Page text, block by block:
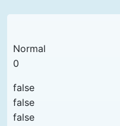
Normal
0
false
false
false